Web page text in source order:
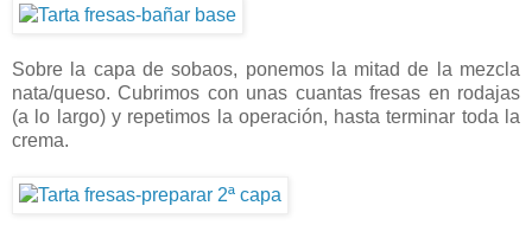
Sobre la capa de sobaos, ponemos la mitad de la mezcla
nata/queso. Cubrimos con unas cuantas fresas en rodajas
(a lo largo) y repetimos la operación, hasta terminar toda la
crema.